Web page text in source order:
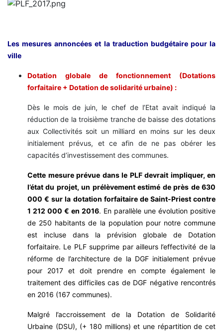
Les mesures annoncées et la traduction budgétaire pour la
ville
Dotation globale de fonctionnement (Dotations
forfaitaire + Dotation de solidarité urbaine) :
Dès le mois de juin, le chef de l’Etat avait indiqué la
réduction de la troisième tranche de baisse des dotations
aux Collectivités soit un milliard en moins sur les deux
initialement prévus, et ce afin de ne pas obérer les
capacités d’investissement des communes.
Cette mesure prévue dans le PLF devrait impliquer, en
l’état du projet, un prélèvement estimé de près de 630
000 € sur la dotation forfaitaire de Saint-Priest contre
1 212 000 € en 2016. En parallèle une évolution positive
de 250 habitants de la population pour notre commune
est incluse dans la prévision globale de Dotation
forfaitaire. Le PLF supprime par ailleurs l’effectivité de la
réforme de l’architecture de la DGF initialement prévue
pour 2017 et doit prendre en compte également le
traitement des difficiles cas de DGF négative rencontrés
en 2016 (167 communes).
Malgré l’accroissement de la Dotation de Solidarité
Urbaine (DSU), (+ 180 millions) et une répartition de cet